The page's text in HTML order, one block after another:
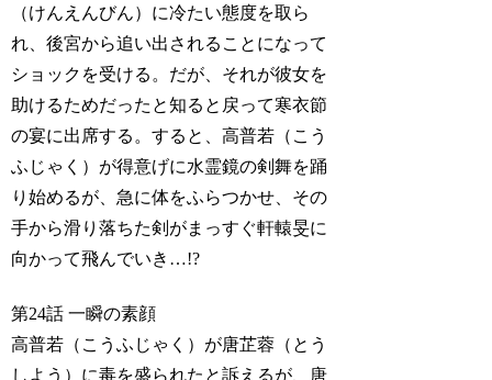
（けんえんびん）に冷たい態度を取ら
れ、後宮から追い出されることになって
ショックを受ける。だが、それが彼女を
助けるためだったと知ると戻って寒衣節
の宴に出席する。すると、高普若（こう
ふじゃく）が得意げに水霊鏡の剣舞を踊
り始めるが、急に体をふらつかせ、その
手から滑り落ちた剣がまっすぐ軒轅旻に
向かって飛んでいき…!?
第24話 一瞬の素顔
高普若（こうふじゃく）が唐芷蓉（とう
しよう）に毒を盛られたと訴えるが、唐